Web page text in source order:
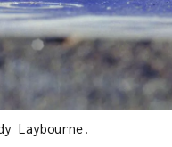
Laybourne.